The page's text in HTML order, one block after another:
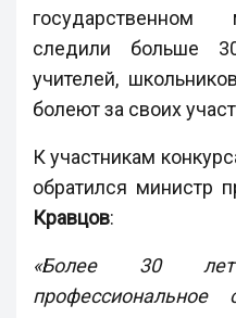
государственном
следили больше
учителей,
болеют за своих
К участникам
обратился министр
Кравцов:
«Более 30
профессиональное